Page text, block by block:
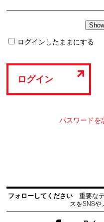
ログインしたままにする
ログイン
パスワードを
フォローしてください
重要な
スをSNSや